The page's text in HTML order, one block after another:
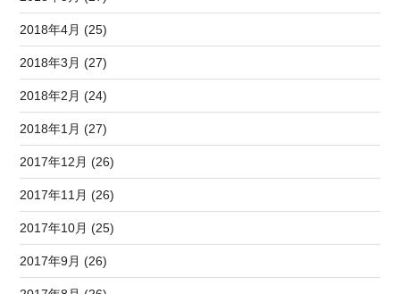
2018年4月 (25)
2018年3月 (27)
2018年2月 (24)
2018年1月 (27)
2017年12月 (26)
2017年11月 (26)
2017年10月 (25)
2017年9月 (26)